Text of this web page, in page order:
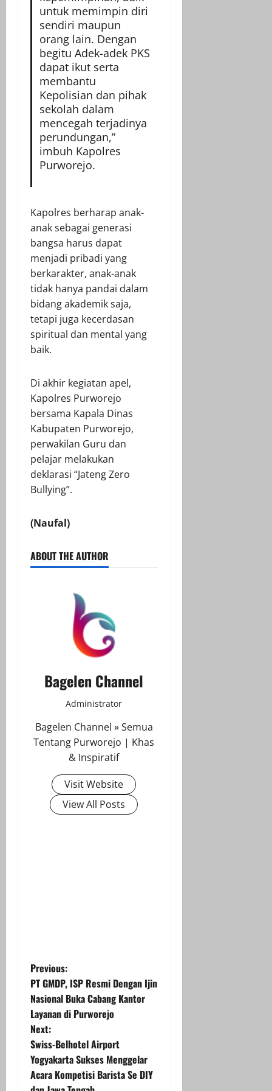
untuk memimpin diri
sendiri maupun
orang lain. Dengan
begitu Adek-adek PKS
dapat ikut serta
membantu
Kepolisian dan pihak
sekolah dalam
mencegah terjadinya
perundungan,”
imbuh Kapolres
Purworejo.
Kapolres berharap anak-
anak sebagai generasi
bangsa harus dapat
menjadi pribadi yang
berkarakter, anak-anak
tidak hanya pandai dalam
bidang akademik saja,
tetapi juga kecerdasan
spiritual dan mental yang
baik.
Di akhir kegiatan apel,
Kapolres Purworejo
bersama Kapala Dinas
Kabupaten Purworejo,
perwakilan Guru dan
pelajar melakukan
deklarasi “Jateng Zero
Bullying”.
(Naufal)
ABOUT THE AUTHOR
Bagelen Channel
Administrator
Bagelen Channel » Semua
Tentang Purworejo | Khas
& Inspiratif
Visit Website
View All Posts
P
o
s
t
n
Previous:
PT GMDP, ISP Resmi Dengan Ijin
Nasional Buka Cabang Kantor
Layanan di Purworejo
Next:
Swiss-Belhotel Airport
Yogyakarta Sukses Menggelar
Acara Kompetisi Barista Se DIY